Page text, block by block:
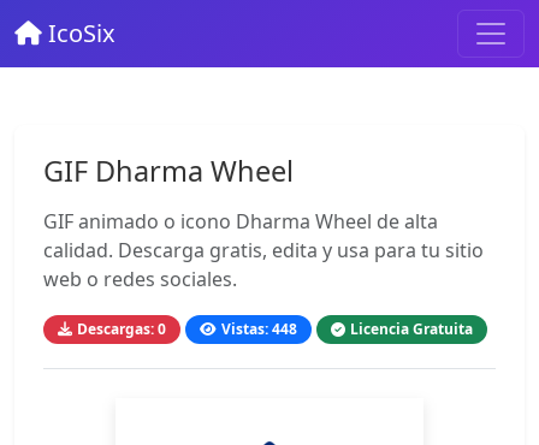
IcoSix
GIF Dharma Wheel
GIF animado o icono Dharma Wheel de alta
calidad. Descarga gratis, edita y usa para tu sitio
web o redes sociales.
Descargas: 0 Vistas: 448 Licencia Gratuita